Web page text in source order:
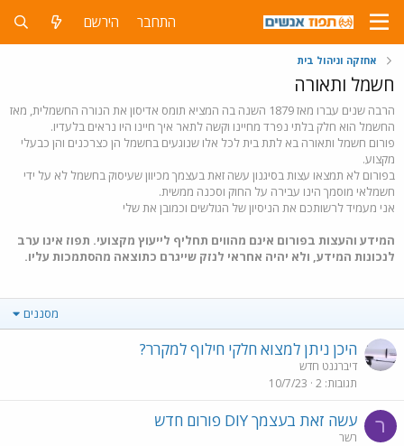
התחבר הירשם
אחזקה וניהול בית
חשמל ותאורה
הרבה שנים עברו מאז 1879 השנה בה המציא תומס אדיסון את הנורה החשמלית, מאז
החשמל הוא חלק בלתי נפרד מחיינו וקשה לתאר איך חיינו היו נראים בלעדיו.
פורום חשמל ותאורה בא לתת בית לכל אלו שנוגעים בחשמל הן כצרכנים והן כבעלי
מקצוע.
בפורום לא תמצאו עצות בסיגנון עשה זאת בעצמך מכיוון שעיסוק בחשמל לא על ידי
חשמלאי מוסמך הינו עבירה על החוק וסכנה ממשית.
אני מעמיד לרשותכם את הניסיון של הגולשים וכמובן את שלי
המידע והעצות בפורום אינם מהווים תחליף לייעוץ מקצועי. תפוז אינו ערב
לנכונות המידע, ולא יהיה אחראי לנזק שייגרם כתוצאה מהסתמכות עליו.
מסננים
היכן ניתן למצוא חלקי חילוף למקרר?
דיברגנט חדש
תגובות 2
10/7/23
ר עשה זאת בעצמך DIY פורום חדש
רשר